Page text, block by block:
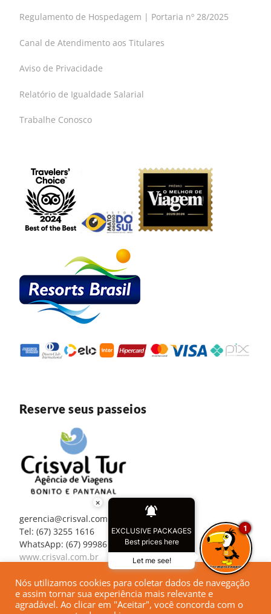
Regulamento de Hospedagem | Portaria nº 28/2025
Canal de Atendimento aos Titulares
Aviso de Privacidade
Relatório de Igualdade Salarial
Trabalhe Conosco
Reserve seus passeios
gerencia@crisval.com.br
Tel: (67) 3255 1616
WhatsApp: (67) 99986 3298
www.crisval.com.br
Nós utilizamos cookies para coletar dados de navegação
e assim tornar sua experiência mais relevante e
agradável. Ao clicar em "Aceitar", você concorda com o
×
EXCLUSIVE PACKAGES
Best prices here
Let me see!
1